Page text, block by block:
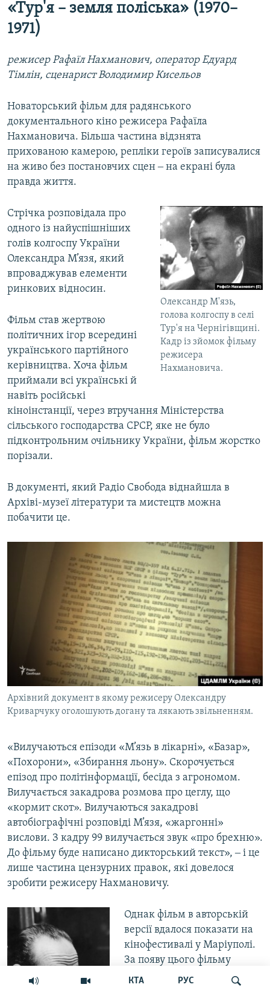
КТА РУС
«Тур'я – земля поліська» (1970–
1971)
режисер Рафаїл Нахманович, оператор Едуард
Тімлін, сценарист Володимир Кисельов
Новаторський фільм для радянського
документального кіно режисера Рафаїла
Нахмановича. Більша частина відзнята
прихованою камерою, репліки героїв записувалися
на живо без постановчих сцен ‒ на екрані була
правда життя.
Олександр М'язь,
голова колгоспу в селі
Тур'я на Чернігівщині.
Кадр із зйомок фільму
режисера
Нахмановича.
Стрічка розповідала про
одного із найуспішніших
голів колгоспу України
Олександра М’язя, який
впроваджував елементи
ринкових відносин.
Фільм став жертвою
політичних ігор всередині
українського партійного
керівництва. Хоча фільм
приймали всі українські й
навіть російські
кіноінстанції, через втручання Міністерства
сільського господарства СРСР, яке не було
підконтрольним очільнику України, фільм жорстко
порізали.
В документі, який Радіо Свобода віднайшла в
Архіві-музеї літератури та мистецтв можна
побачити це.
Архівний документ в якому режисеру Олександру
Криварчуку оголошують догану та лякають звільненням.
«Вилучаються епізоди «М’язь в лікарні», «Базар»,
«Похорони», «Збирання льону». Скорочується
епізод про політінформації, бесіда з агрономом.
Вилучається закадрова розмова про цеглу, що
«кормит скот». Вилучаються закадрові
автобіографічні розповіді М’язя, «жаргонні»
вислови. З кадру 99 вилучається звук «про брехню».
До фільму буде написано дикторський текст», ‒ і це
лише частина цензурних правок, які довелося
зробити режисеру Нахмановичу.
Однак фільм в авторській
версії вдалося показати на
кінофестивалі у Маріуполі.
За появу цього фільму
організатор фестивалю